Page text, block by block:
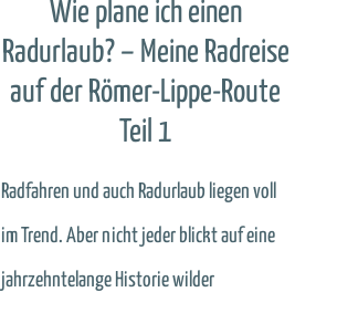
Wie plane ich einen
Radurlaub? – Meine Radreise
auf der Römer-Lippe-Route
Teil 1
Radfahren und auch Radurlaub liegen voll
im Trend. Aber nicht jeder blickt auf eine
jahrzehntelange Historie wilder